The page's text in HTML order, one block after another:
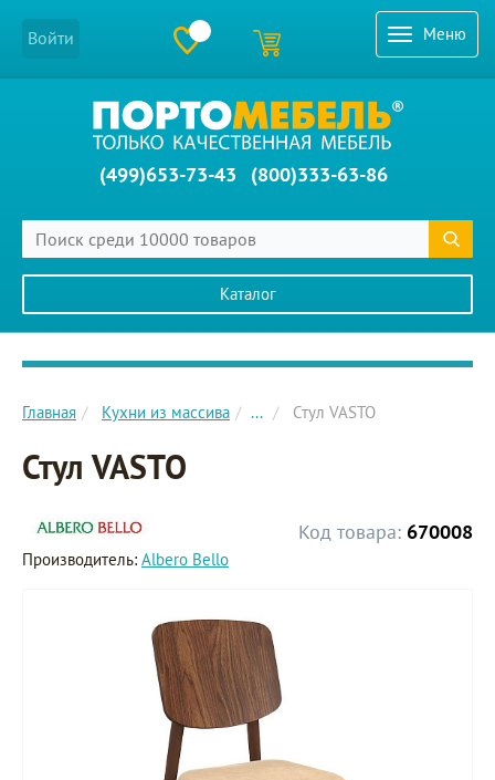
Меню
Войти
(499)653-73-43 (800)333-63-86
Каталог
Главное меню сайта
Главная Кухни из массива ... Стул VASTO
Стул VASTO
Код товара: 670008
Производитель: Albero Bello